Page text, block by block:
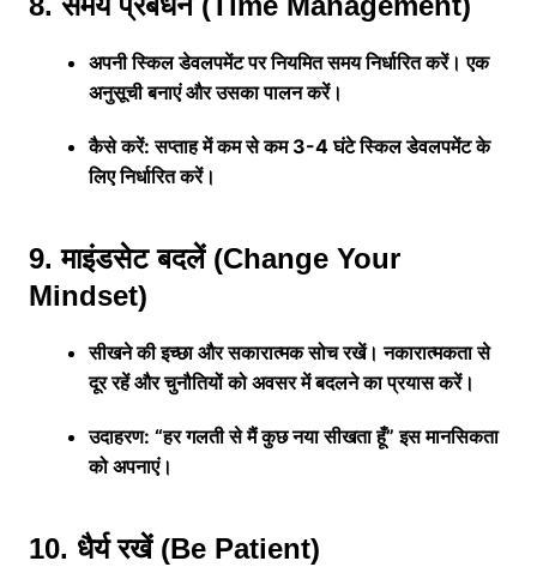
अपनी स्किल डेवलपमेंट पर नियमित समय निर्धारित करें। एक
अनुसूची बनाएं और उसका पालन करें।
कैसे करें: सप्ताह में कम से कम 3-4 घंटे स्किल डेवलपमेंट के
लिए निर्धारित करें।
9. माइंडसेट बदलें (Change Your
Mindset)
सीखने की इच्छा और सकारात्मक सोच रखें। नकारात्मकता से
दूर रहें और चुनौतियों को अवसर में बदलने का प्रयास करें।
उदाहरण: “हर गलती से मैं कुछ नया सीखता हूँ” इस मानसिकता
को अपनाएं।
10. धैर्य रखें (Be Patient)